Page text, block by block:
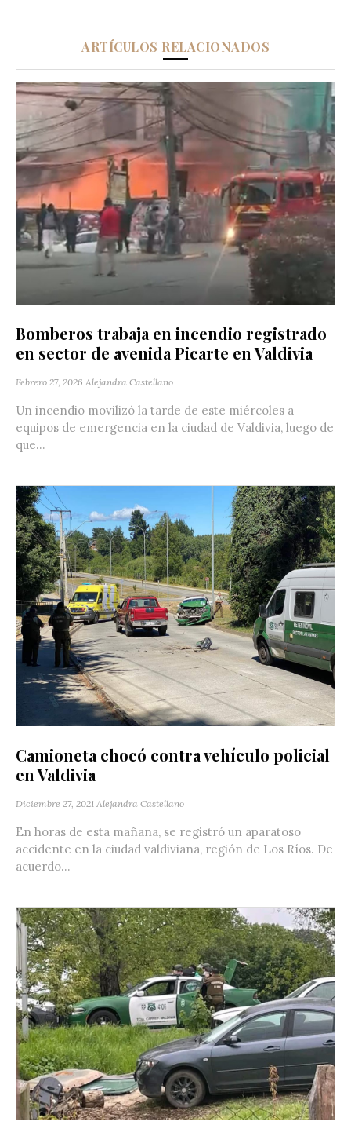
ARTÍCULOS RELACIONADOS
Bomberos trabaja en incendio registrado
en sector de avenida Picarte en Valdivia
Febrero 27, 2026 Alejandra Castellano
Un incendio movilizó la tarde de este miércoles a
equipos de emergencia en la ciudad de Valdivia, luego de
que...
Camioneta chocó contra vehículo policial
en Valdivia
Diciembre 27, 2021 Alejandra Castellano
En horas de esta mañana, se registró un aparatoso
accidente en la ciudad valdiviana, región de Los Ríos. De
acuerdo...